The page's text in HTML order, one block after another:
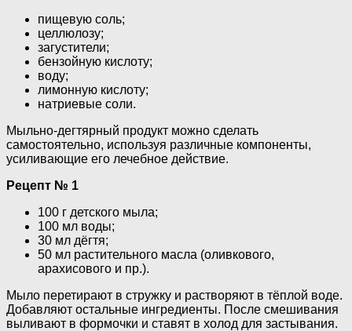
пищевую соль;
целлюлозу;
загустители;
бензойную кислоту;
воду;
лимонную кислоту;
натриевые соли.
Мыльно-дегтярный продукт можно сделать
самостоятельно, используя различные компоненты,
усиливающие его лечебное действие.
Рецепт № 1
100 г детского мыла;
100 мл воды;
30 мл дёгтя;
50 мл растительного масла (оливкового,
арахисового и пр.).
Мыло перетирают в стружку и растворяют в тёплой воде.
Добавляют остальные ингредиенты. После смешивания
выливают в формочки и ставят в холод для застывания.